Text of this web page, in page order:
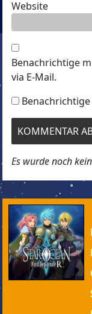
Website
Benachrichtige
via E-Mail.
Es wurde noch